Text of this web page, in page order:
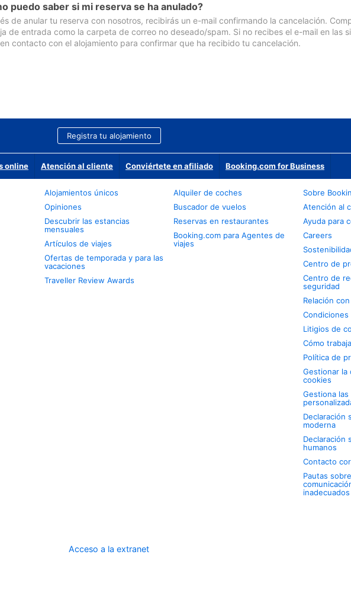
puedo saber si mi reserva se ha anulado?
de anular tu reserva con nosotros, recibirás un e-mail confirmando la cancelación.
de entrada como la carpeta de correo no deseado/spam. Si no recibes el e-mail en las
contacto con el alojamiento para confirmar que ha recibido tu cancelación.
Registra tu alojamiento
online Atención al cliente Conviértete en afiliado Booking.com for Business
Alojamientos únicos
Opiniones
Descubrir las estancias
mensuales
Artículos de viajes
Ofertas de temporada y para las
vacaciones
Traveller Review Awards
Alquiler de coches
Buscador de vuelos
Reservas en restaurantes
Booking.com para Agentes de
viajes
Sobre
Atención al
Ayuda para
Careers
Centro de
Centro de
seguridad
Relación
Litigios de
Cómo
Política de
Gestionar la
cookies
Gestiona
Declaración
moderna
Declaración
humanos
Contacto
Pautas
inadecuados
Acceso a la extranet